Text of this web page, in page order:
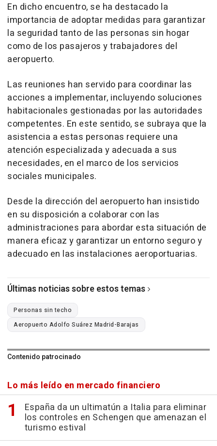
En dicho encuentro, se ha destacado la
importancia de adoptar medidas para garantizar
la seguridad tanto de las personas sin hogar
como de los pasajeros y trabajadores del
aeropuerto.
Las reuniones han servido para coordinar las
acciones a implementar, incluyendo soluciones
habitacionales gestionadas por las autoridades
competentes. En este sentido, se subraya que la
asistencia a estas personas requiere una
atención especializada y adecuada a sus
necesidades, en el marco de los servicios
sociales municipales.
Desde la dirección del aeropuerto han insistido
en su disposición a colaborar con las
administraciones para abordar esta situación de
manera eficaz y garantizar un entorno seguro y
adecuado en las instalaciones aeroportuarias.
Últimas noticias sobre estos temas
Personas sin techo
Aeropuerto Adolfo Suárez Madrid-Barajas
Contenido patrocinado
Lo más leído en mercado financiero
España da un ultimatún a Italia para eliminar
los controles en Schengen que amenazan el
turismo estival